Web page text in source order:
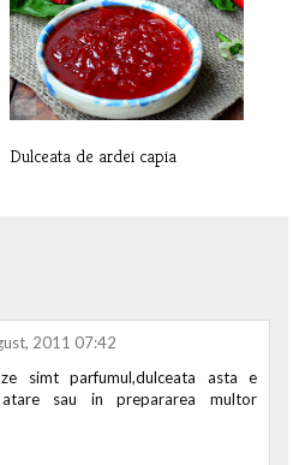
Dulceata de ardei capia
2011 07:42
simt parfumul,dulceata asta e
sau in prepararea multor